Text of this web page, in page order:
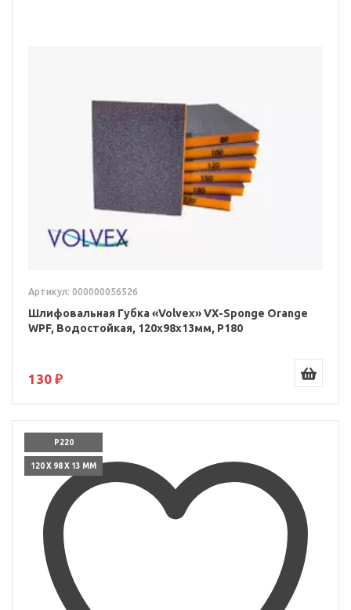
Артикул: 000000056526
Шлифовальная Губка «Volvex» VX-Sponge Orange
WPF, Водостойкая, 120x98x13мм, P180
130 ₽
P220
120 X 98 X 13 ММ